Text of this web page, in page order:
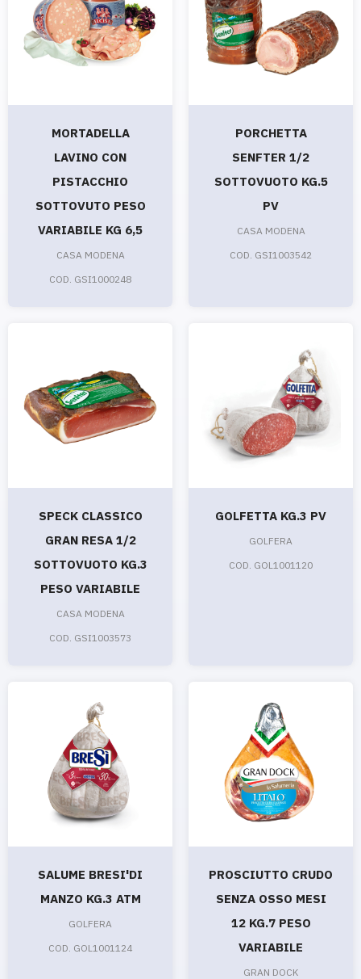
MORTADELLA
LAVINO CON
PISTACCHIO
SOTTOVUTO PESO
VARIABILE KG 6,5
CASA MODENA
COD. GSI1000248
PORCHETTA
SENFTER 1/2
SOTTOVUOTO KG.5
PV
CASA MODENA
COD. GSI1003542
SPECK CLASSICO
GRAN RESA 1/2
SOTTOVUOTO KG.3
PESO VARIABILE
CASA MODENA
COD. GSI1003573
GOLFETTA KG.3 PV
GOLFERA
COD. GOL1001120
SALUME BRESI'DI
MANZO KG.3 ATM
GOLFERA
COD. GOL1001124
PROSCIUTTO CRUDO
SENZA OSSO MESI
12 KG.7 PESO
VARIABILE
GRAN DOCK